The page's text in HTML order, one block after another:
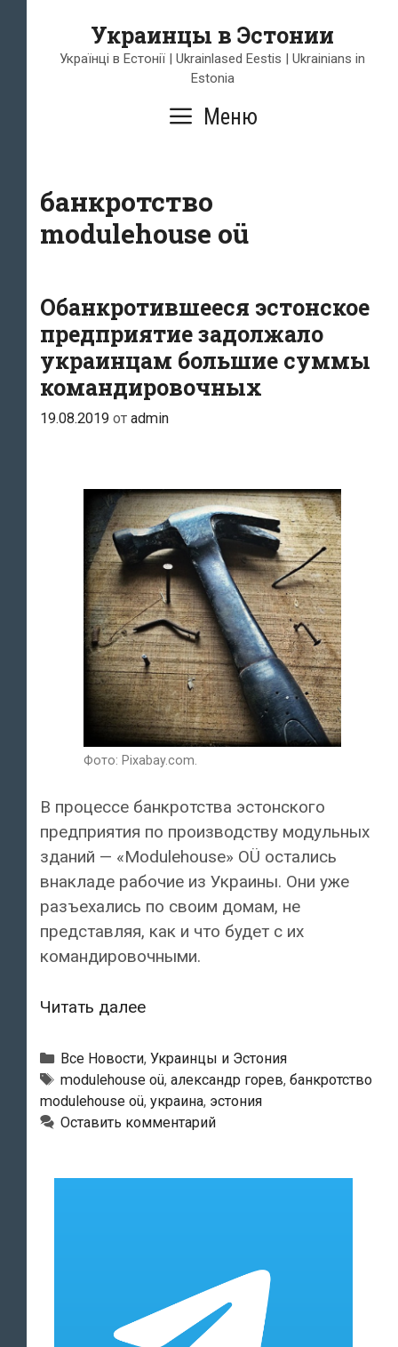
содержимому
Украинцы в Эстонии
Українці в Естонії | Ukrainlased Eestis | Ukrainians in
Estonia
Меню
банкротство
modulehouse oü
Обанкротившееся эстонское
предприятие задолжало
украинцам большие суммы
командировочных
19.08.2019 от admin
Фото: Pixabay.com.
В процессе банкротства эстонского
предприятия по производству модульных
зданий — «Modulehouse» OÜ остались
внакладе рабочие из Украины. Они уже
разъехались по своим домам, не
представляя, как и что будет с их
командировочными.
Читать далееОбанкротившееся
предприятие
задолжало
украинцам
большие
командировочных
Рубрики
Все Новости, Украинцы и Эстония
Метки
modulehouse oü, александр горев, банкротство
modulehouse oü, украина, эстония
Оставить комментарий